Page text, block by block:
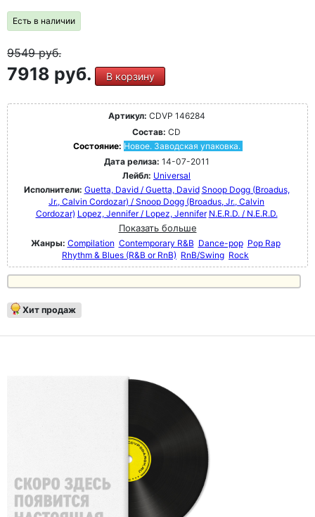
Есть в наличии
9549руб.
7918 руб. В корзину
Артикул: CDVP 146284
Состав: CD
Состояние: Новое. Заводская упаковка.
Дата релиза: 14-07-2011
Лейбл: Universal
Исполнители: Guetta, David / Guetta, David Snoop Dogg (Broadus,
Jr., Calvin Cordozar) / Snoop Dogg (Broadus, Jr., Calvin
Cordozar) Lopez, Jennifer / Lopez, Jennifer N.E.R.D. / N.E.R.D.
Показать больше
Жанры: Compilation Contemporary R&B Dance-pop Pop Rap
Rhythm & Blues (R&B or RnB) RnB/Swing Rock
Хит продаж